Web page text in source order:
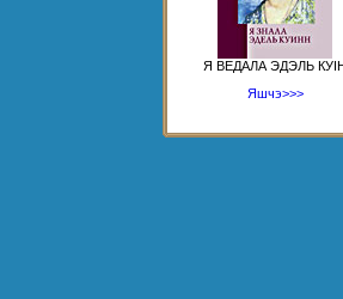
Я ВЕДАЛА ЭДЭЛЬ
Яшчэ>>>